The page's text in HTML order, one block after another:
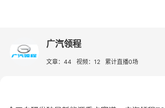
广汽领程
文章：44 视频：12 累计直播0场